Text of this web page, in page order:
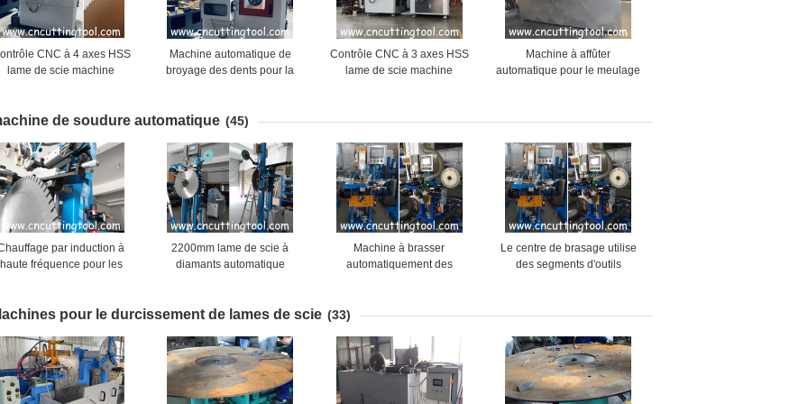
CNC à 4 axes HSS
lame de scie machine
Machine automatique de
broyage des dents pour la
Contrôle CNC à 3 axes HSS
lame de scie machine
Machine à affûter
automatique pour le meulage
de soudure automatique (45)
par induction à
haute fréquence pour les
2200mm lame de scie à
diamants automatique
Machine à brasser
automatiquement des
pierre
Le centre de brasage utilise
des segments d'outils
efficace
pour le durcissement de lames de scie (33)